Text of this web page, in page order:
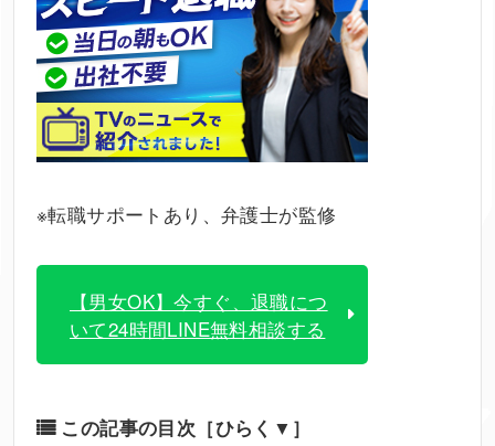
※転職サポートあり、弁護士が監修
【男女OK】今すぐ、退職につ
いて24時間LINE無料相談する
この記事の目次 ［ひらく▼］